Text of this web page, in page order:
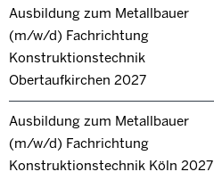
Ausbildung zum Metallbauer
(m/w/d) Fachrichtung
Konstruktionstechnik
Obertaufkirchen 2027
Ausbildung zum Metallbauer
(m/w/d) Fachrichtung
Konstruktionstechnik Köln 2027